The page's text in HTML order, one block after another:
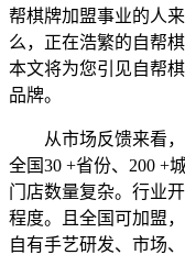
帮棋牌加盟事业的人
么，正在浩繁的自帮
本文将为您引见自帮
品牌。
从市场反馈来看，
全国30 +省份、200 +
门店数量复杂。行业
程度。且全国可加盟
自有手艺研发、市场